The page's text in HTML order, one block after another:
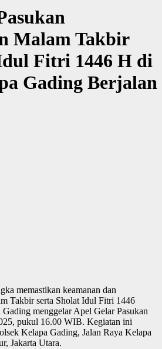
Malam Takbir
Fitri 1446 H di
Gading Berjalan
memastikan keamanan dan
Takbir serta Sholat Idul Fitri 1446
menggelar Apel Gelar Pasukan
pukul 16.00 WIB. Kegiatan ini
Kelapa Gading, Jalan Raya Kelapa
Jakarta Utara.